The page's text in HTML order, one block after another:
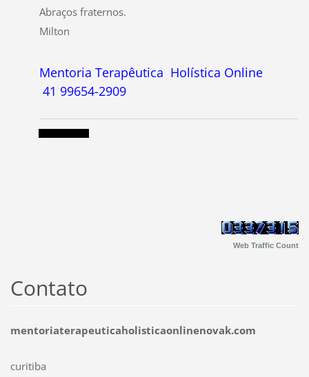
Abraços fraternos.
Milton
Mentoria Terapêutica Holística Online
41 99654-2909
Web Traffic Count
Contato
mentoriaterapeuticaholisticaonlinenovak.com
curitiba